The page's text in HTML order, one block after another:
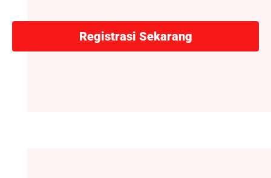
Registrasi Sekarang